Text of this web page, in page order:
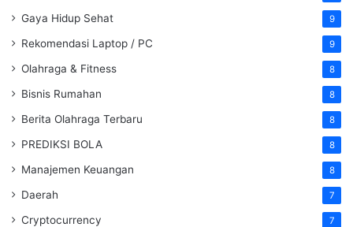
Gaya Hidup Sehat 9
Rekomendasi Laptop / PC 9
Olahraga & Fitness 8
Bisnis Rumahan 8
Berita Olahraga Terbaru 8
PREDIKSI BOLA 8
Manajemen Keuangan 8
Daerah 7
Cryptocurrency 7